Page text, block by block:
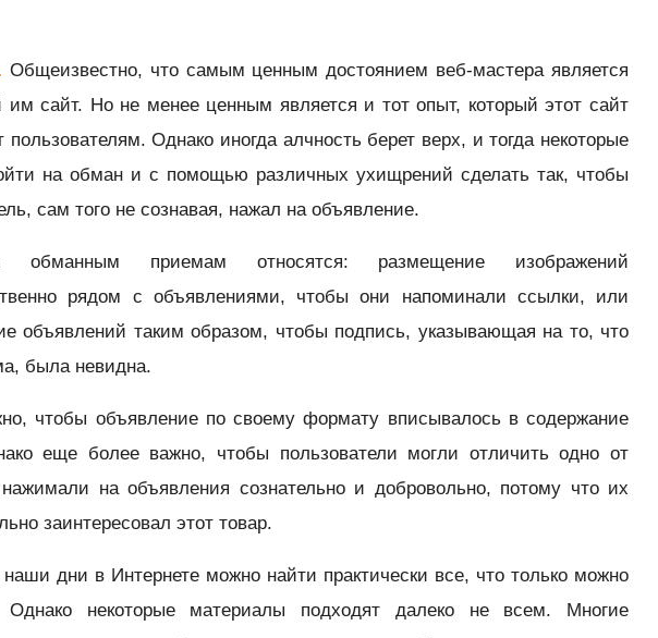
Общеизвестно, что самым ценным достоянием веб-мастера является
им сайт. Но не менее ценным является и тот опыт, который этот сайт
пользователям. Однако иногда алчность берет верх, и тогда некоторые
на обман и с помощью различных ухищрений сделать так, чтобы
сам того не сознавая, нажал на объявление.
приемам относятся: размещение изображений
рядом с объявлениями, чтобы они напоминали ссылки, или
объявлений таким образом, чтобы подпись, указывающая на то, что
была невидна.
чтобы объявление по своему формату вписывалось в содержание
еще более важно, чтобы пользователи могли отличить одно от
на объявления сознательно и добровольно, потому что их
заинтересовал этот товар.
дни в Интернете можно найти практически все, что только можно
Однако некоторые материалы подходят далеко не всем. Многие